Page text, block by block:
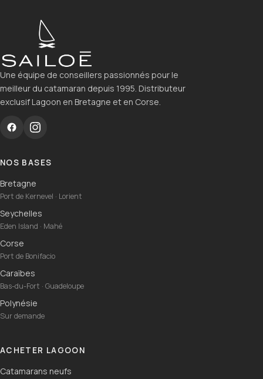
Une équipe de conseillers passionnés pour le
meilleur du catamaran depuis 1995. Distributeur
exclusif Lagoon en Bretagne et en Corse.
NOS BASES
Bretagne
Port de Kernevel · Lorient
Seychelles
Eden Island · Mahé
Corse
Port de Bonifacio
Caraïbes
Bas-du-Fort · Guadeloupe
Polynésie
Sur demande
ACHETER LAGOON
Catamarans neufs